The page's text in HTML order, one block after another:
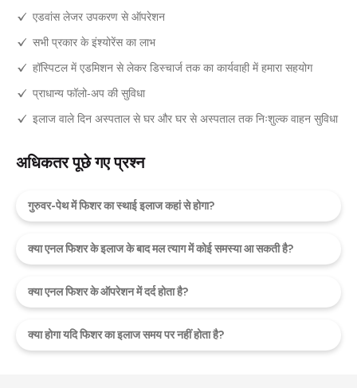
एडवांस लेजर उपकरण से ऑपरेशन
सभी प्रकार के इंश्योरेंस का लाभ
हॉस्पिटल में एडमिशन से लेकर डिस्चार्ज तक का कार्यवाही में हमारा सहयोग
प्राधान्य फॉलो-अप की सुविधा
इलाज वाले दिन अस्पताल से घर और घर से अस्पताल तक निःशुल्क वाहन सुविधा
अधिकतर पूछे गए प्रश्न
गुरुवर-पेथ में फिशर का स्थाई इलाज कहां से होगा?
क्या एनल फिशर के इलाज के बाद मल त्याग में कोई समस्या आ सकती है?
क्या एनल फिशर के ऑपरेशन में दर्द होता है?
क्या होगा यदि फिशर का इलाज समय पर नहीं होता है?